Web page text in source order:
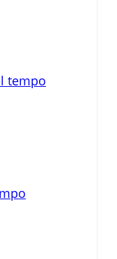
tempo